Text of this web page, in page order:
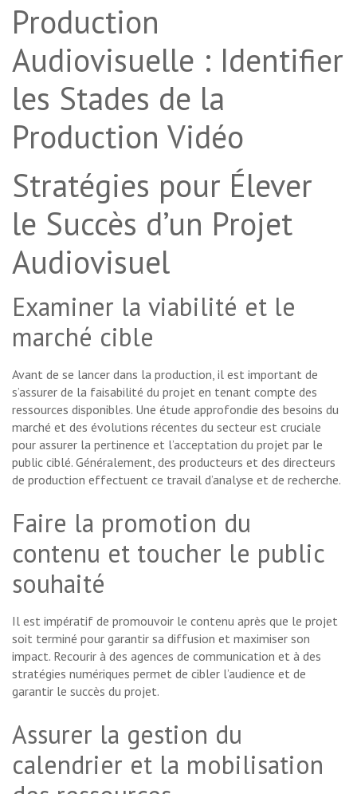
Production
Audiovisuelle : Identifier
les Stades de la
Production Vidéo
Stratégies pour Élever
le Succès d’un Projet
Audiovisuel
Examiner la viabilité et le
marché cible
Avant de se lancer dans la production, il est important de
s’assurer de la faisabilité du projet en tenant compte des
ressources disponibles. Une étude approfondie des besoins du
marché et des évolutions récentes du secteur est cruciale
pour assurer la pertinence et l’acceptation du projet par le
public ciblé. Généralement, des producteurs et des directeurs
de production effectuent ce travail d’analyse et de recherche.
Faire la promotion du
contenu et toucher le public
souhaité
Il est impératif de promouvoir le contenu après que le projet
soit terminé pour garantir sa diffusion et maximiser son
impact. Recourir à des agences de communication et à des
stratégies numériques permet de cibler l’audience et de
garantir le succès du projet.
Assurer la gestion du
calendrier et la mobilisation